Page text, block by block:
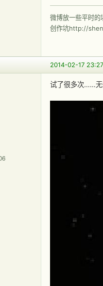
微博放一些平时
创作坑http://
2014-02-17
试了很多次……无